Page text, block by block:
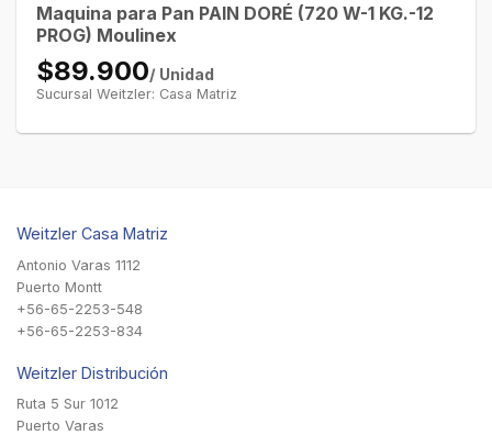
Maquina para Pan PAIN DORÉ (720 W-1 KG.-12
PROG) Moulinex
$89.900/ Unidad
Sucursal Weitzler: Casa Matriz
Weitzler Casa Matriz
Antonio Varas 1112
Puerto Montt
+56-65-2253-548
+56-65-2253-834
Weitzler Distribución
Ruta 5 Sur 1012
Puerto Varas